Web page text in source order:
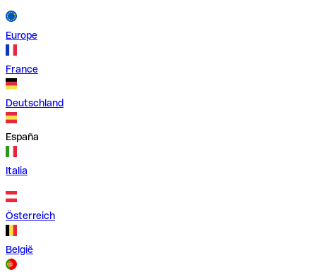
Europe
France
Deutschland
España
Italia
Österreich
België